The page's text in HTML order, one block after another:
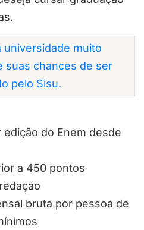
universidade muito
suas chances de ser
pelo Sisu.
do Enem desde
a 450 pontos
bruta por pessoa de